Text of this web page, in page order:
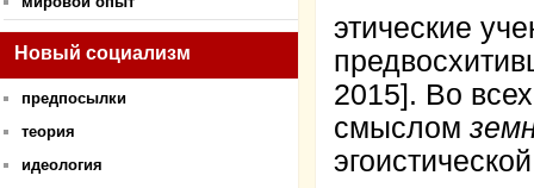
Новый социализм
предпосылки
теория
идеология
этические
2015]. Во
смыслом